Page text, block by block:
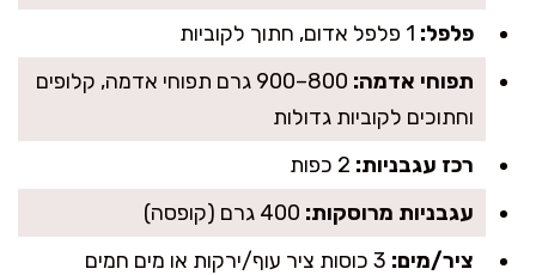
פלפל:
תפוחי אדמה:
800–900 גרם תפוחי אדמה, קלופים
וחתוכים לקוביות גדולות
רכז עגבניות:
עגבניות מרוסקות:
ציר/מים: